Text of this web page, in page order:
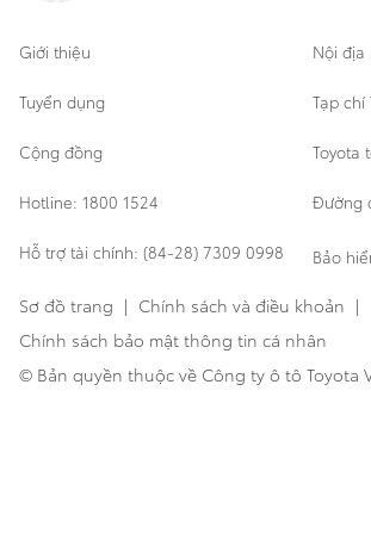
Giới thiệu Nội địa
Tuyển dụng Tạp chí
Cộng đồng Toyota
Hotline: 1800 1524 Đường
Hỗ trợ tài chính: (84-28) 7309 0998 Bảo
Sơ đồ trang | Chính sách và điều khoản |
Chính sách bảo mật thông tin cá nhân
© Bản quyền thuộc về Công ty ô tô Toyota